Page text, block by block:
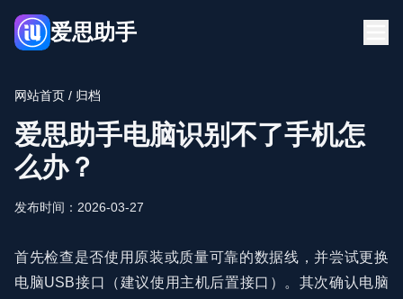
爱思助手
博客
常见问题
立即下载
网站首页 / 归档
爱思助手电脑识别不了手机怎
么办？
发布时间：2026-03-27
首先检查是否使用原装或质量可靠的数据线，并尝试更换
电脑USB接口（建议使用主机后置接口）。其次确认电脑